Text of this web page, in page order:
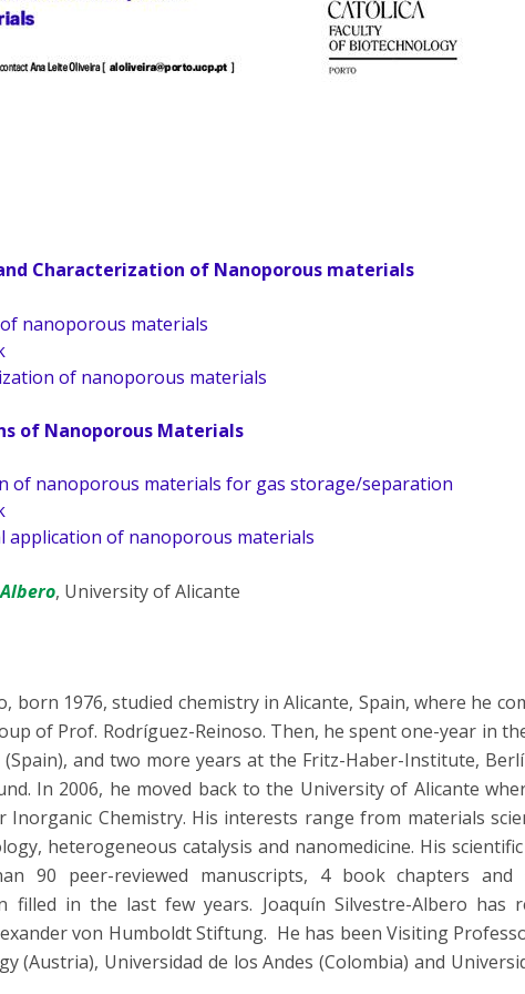
Characterization of Nanoporous materials
of nanoporous materials
of nanoporous materials
of Nanoporous Materials
of nanoporous materials for gas storage/separation
application of nanoporous materials
, University of Alicante
born 1976, studied chemistry in Alicante, Spain, where he
of Prof. Rodríguez-Reinoso. Then, he spent one-year in
(Spain), and two more years at the Fritz-Haber-Institute,
In 2006, he moved back to the University of Alicante
Inorganic Chemistry. His interests range from materials
heterogeneous catalysis and nanomedicine. His
90 peer-reviewed manuscripts, 4 book chapters and
filled in the last few years. Joaquín Silvestre-Albero has
von Humboldt Stiftung. He has been Visiting
(Austria), Universidad de los Andes (Colombia) and